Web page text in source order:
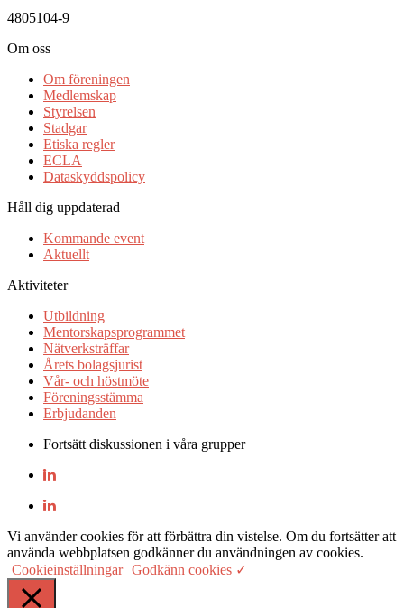
4805104-9
Om oss
Om föreningen
Medlemskap
Styrelsen
Stadgar
Etiska regler
ECLA
Dataskyddspolicy
Håll dig uppdaterad
Kommande event
Aktuellt
Aktiviteter
Utbildning
Mentorskapsprogrammet
Nätverksträffar
Årets bolagsjurist
Vår- och höstmöte
Föreningsstämma
Erbjudanden
Fortsätt diskussionen i våra grupper
Vi använder cookies för att förbättra din vistelse. Om du fortsätter att
använda webbplatsen godkänner du användningen av cookies.
Cookieinställningar Godkänn cookies ✓